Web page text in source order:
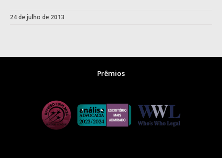
24 de julho de 2013
Prêmios